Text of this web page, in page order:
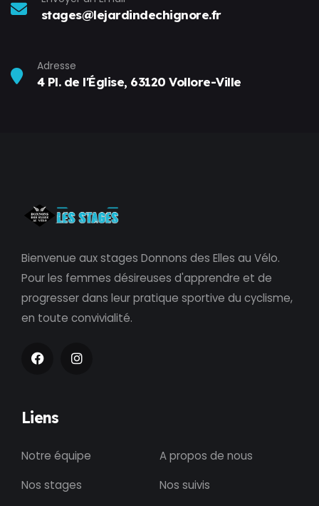
stages@lejardindechignore.fr
Adresse
4 Pl. de l'Église, 63120 Vollore-Ville
Bienvenue aux stages Donnons des Elles au Vélo.
Pour les femmes désireuses d'apprendre et de
progresser dans leur pratique sportive du cyclisme,
en toute convivialité.
Liens
Notre équipe
A propos de nous
Nos stages
Nos suivis